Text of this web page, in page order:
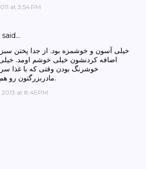
at 3:54 PM
said…
خیلی آسون و خوشمزه بود. از جدا پختن
اضافه کردنشون خیلی خوشم اومد. خیلی
خوشرنگ بودن وقتی که با غذا
مادربزرگتون رو هم رحمت کنه.
2013 at 8:45 PM